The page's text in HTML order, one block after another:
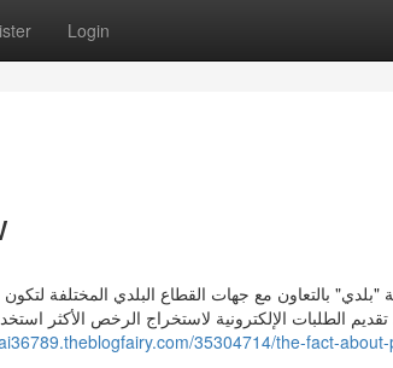
Login
"بلدي" بالتعاون مع جهات القطاع البلدي المختلفة
الطلبات الإلكترونية لاستخراج الرخص الأكثر
35304714/the-fact-